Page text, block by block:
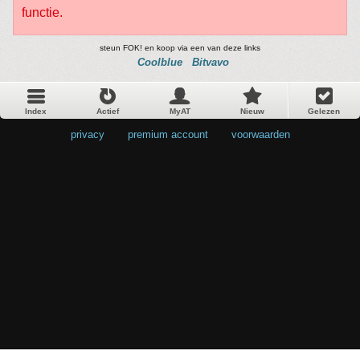
functie.
steun FOK! en koop via een van deze links
Coolblue Bitvavo
Index Actief MyAT Nieuw Gelezen
privacy premium account voorwaarden